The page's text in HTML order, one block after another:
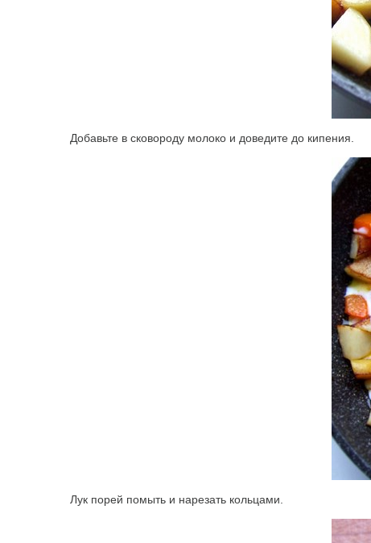
Добавьте в сковороду молоко и доведите до кипения.
Лук порей помыть и нарезать кольцами.